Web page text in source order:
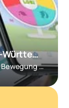
Kinderturnstiftung Baden-Württemberg – Kitu-App
Eine kreative Anregung für mehr Bewegung im Alltag!